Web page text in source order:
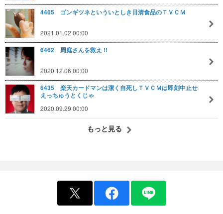
4465 ゴンギツネといういとしき日清食品のＴＶＣＭ
2021.01.02 00:00
6462 周庭さんを救え !!
2020.12.06 00:00
6435 楽天カードマンは潔く自死しＴＶＣＭは即刻中止せ
えっちゅうとくじゃ
2020.09.29 00:00
もっと見る